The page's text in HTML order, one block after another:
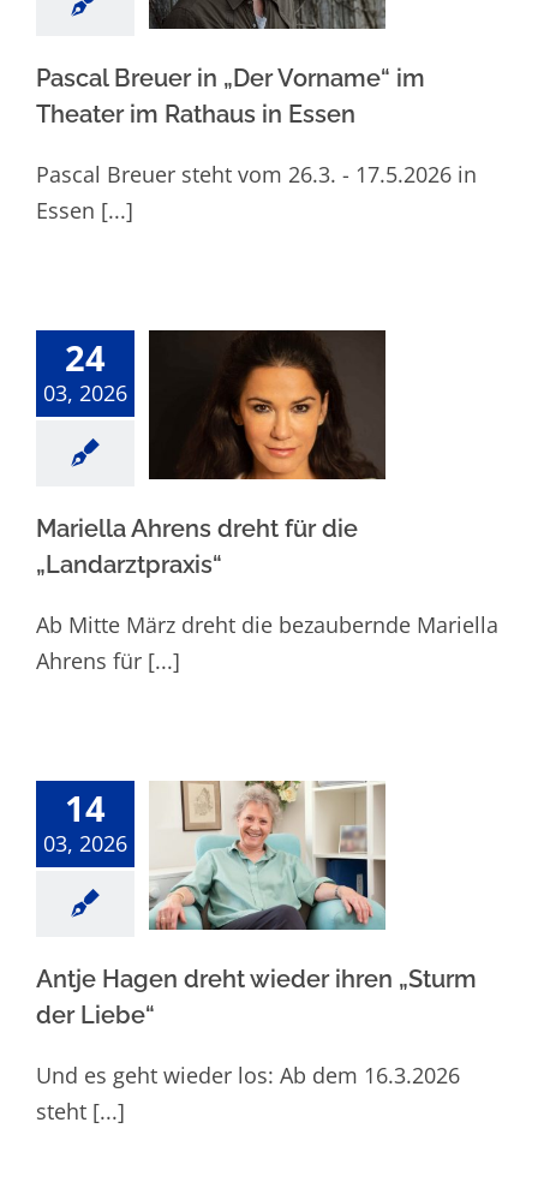
Rathaus in
Pascal Breuer in „Der Vorname“ im
Theater im Rathaus in Essen
Pascal Breuer steht vom 26.3. - 17.5.2026 in
Essen [...]
24
03, 2026
Mariella Ahrens
dreht für die
„Landarztpraxis“
Mariella Ahrens dreht für die
„Landarztpraxis“
Ab Mitte März dreht die bezaubernde Mariella
Ahrens für [...]
14
03, 2026
Antje Hagen
dreht wieder
ihren „Sturm der
Liebe“
Antje Hagen dreht wieder ihren „Sturm
der Liebe“
Und es geht wieder los: Ab dem 16.3.2026
steht [...]